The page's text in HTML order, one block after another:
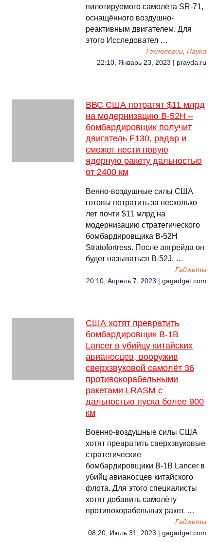
пилотируемого самолёта SR-71,
оснащённого воздушно-
реактивным двигателем. Для
этого Исследовател …
Технологии, Наука
22:10, Январь 23, 2023 | pravda.ru
ВВС США потратят $11 млрд
на модернизацию B-52H –
бомбардировщик получит
двигатель F130, радар и
сможет нести новую
ядерную ракету дальностью
от 2400 км
Венно-воздушные силы США
готовы потратить за несколько
лет почти $11 млрд на
модернизацию стратегического
бомбардировщика B-52H
Stratofortress. После апгрейда он
будет называться B-52J. …
Гаджеты
20:10, Апрель 7, 2023 | gagadget.com
США хотят превратить
бомбардировщик B-1B
Lancer в убийцу китайских
авианосцев, вооружив
сверхзвуковой самолёт 36
противокорабельными
ракетами LRASM с
дальностью пуска более 900
км
Военно-воздушные силы США
хотят превратить сверхзвуковые
стратегические
бомбардировщики B-1B Lancer в
убийц авианосцев китайского
флота. Для этого специалисты
хотят добавить самолёту
противокорабельных ракет. …
Гаджеты
08:20, Июль 31, 2023 | gagadget.com